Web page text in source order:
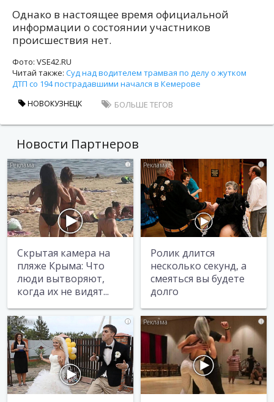
Однако в настоящее время официальной
информации о состоянии участников
происшествия нет.
Фото: VSE42.RU
Читай также: Суд над водителем трамвая по делу о жутком
ДТП со 194 пострадавшими начался в Кемерове
НОВОКУЗНЕЦК БОЛЬШЕ ТЕГОВ
Новости Партнеров
i
Скрытая камера на
пляже Крыма: Что
люди вытворяют,
когда их не видят...
i
Ролик длится
несколько секунд, а
смеяться вы будете
долго
i i